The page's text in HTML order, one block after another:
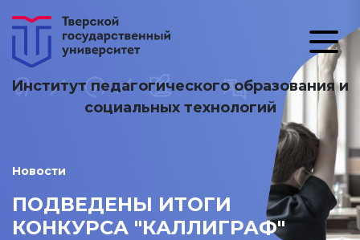
Институт педагогического образования и
социальных технологий
Новости
ПОДВЕДЕНЫ ИТОГИ
КОНКУРСА "КАЛЛИГРАФ"